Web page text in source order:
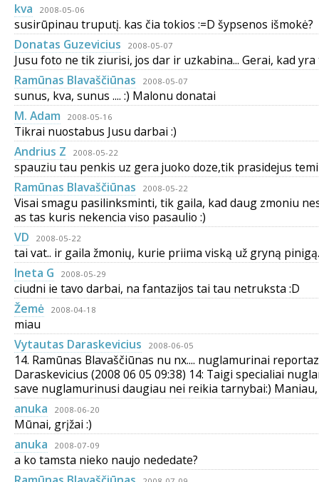
kva
2008-05-06
susirūpinau truputį. kas čia tokios :=D šypsenos išmokė?
Donatas Guzevicius
2008-05-07
Jusu foto ne tik ziurisi, jos dar ir uzkabina... Gerai, kad
Ramūnas Blavaščiūnas
2008-05-07
sunus, kva, sunus .... :) Malonu donatai
M. Adam
2008-05-16
Tikrai nuostabus Jusu darbai :)
Andrius Z
2008-05-22
spauziu tau penkis uz gera juoko doze,tik prasidejus
Ramūnas Blavaščiūnas
2008-05-22
Visai smagu pasilinksminti, tik gaila, kad daug zmoniu
as tas kuris nekencia viso pasaulio :)
VD
2008-05-22
tai vat.. ir gaila žmonių, kurie priima viską už gryną
Ineta G
2008-05-29
ciudni ie tavo darbai, na fantazijos tai tau netruksta :D
Žemė
2008-04-18
miau
Vytautas Daraskevicius
2008-06-05
14. Ramūnas Blavaščiūnas nu nx.... nuglamurinai
Daraskevicius (2008 06 05 09:38) 14: Taigi specialiai
save nuglamurinusi daugiau nei reikia tarnybai:) Maniau,
anuka
2008-06-20
Mūnai, grįžai :)
anuka
2008-07-09
a ko tamsta nieko naujo nededate?